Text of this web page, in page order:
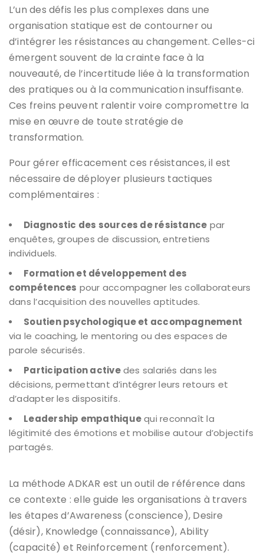
L’un des défis les plus complexes dans une
organisation statique est de contourner ou
d’intégrer les résistances au changement. Celles-ci
émergent souvent de la crainte face à la
nouveauté, de l’incertitude liée à la transformation
des pratiques ou à la communication insuffisante.
Ces freins peuvent ralentir voire compromettre la
mise en œuvre de toute stratégie de
transformation.
Pour gérer efficacement ces résistances, il est
nécessaire de déployer plusieurs tactiques
complémentaires :
Diagnostic des sources de résistance par
enquêtes, groupes de discussion, entretiens
individuels.
Formation et développement des
compétences pour accompagner les collaborateurs
dans l’acquisition des nouvelles aptitudes.
Soutien psychologique et accompagnement
via le coaching, le mentoring ou des espaces de
parole sécurisés.
Participation activedes salariés dans les
décisions, permettant d’intégrer leurs retours et
d’adapter les dispositifs.
Leadership empathiquequi reconnaît la
légitimité des émotions et mobilise autour d’objectifs
partagés.
La méthode ADKAR est un outil de référence dans
ce contexte : elle guide les organisations à travers
les étapes d’Awareness (conscience), Desire
(désir), Knowledge (connaissance), Ability
(capacité) et Reinforcement (renforcement).